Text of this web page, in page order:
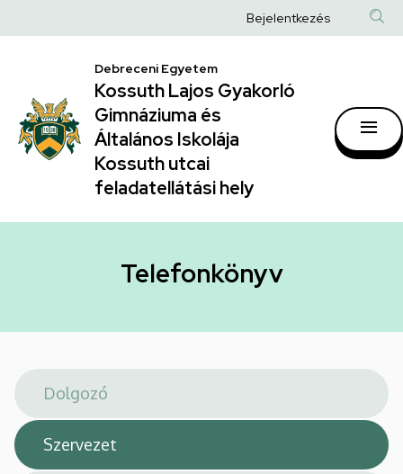
|
Kossuth
Lajos
Gyakorló
Gimnáziuma
Általános
hely
a
Anonim
fiók
Bejelentkezés
Debreceni Egyetem
Kossuth Lajos Gyakorló
Gimnáziuma és
Általános Iskolája
Kossuth utcai
feladatellátási hely
Telefonkönyv